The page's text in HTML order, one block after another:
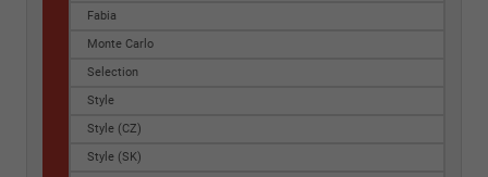
Fabia
Monte Carlo
Selection
Style
Style (CZ)
Style (SK)